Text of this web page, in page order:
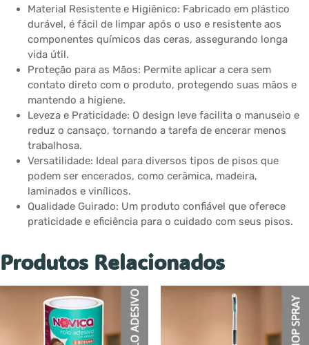
Material Resistente e Higiênico: Fabricado em plástico
durável, é fácil de limpar após o uso e resistente aos
componentes químicos das ceras, assegurando longa
vida útil.
Proteção para as Mãos: Permite aplicar a cera sem
contato direto com o produto, protegendo suas mãos e
mantendo a higiene.
Leveza e Praticidade: O design leve facilita o manuseio e
reduz o cansaço, tornando a tarefa de encerar menos
trabalhosa.
Versatilidade: Ideal para diversos tipos de pisos que
podem ser encerados, como cerâmica, madeira,
laminados e vinílicos.
Qualidade Guirado: Um produto confiável que oferece
praticidade e eficiência para o cuidado com seus pisos.
Produtos Relacionados